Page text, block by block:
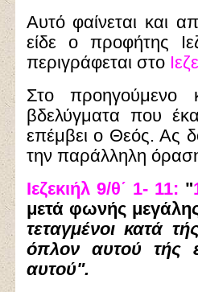
Αυτό φαίνεται και
είδε ο προφήτης
περιγράφεται στο
Στο προηγούμενο
βδελύγματα που
επέμβει ο Θεός. Ας
την παράλληλη
Ιεζεκιήλ 9/θ΄ 1- 11: "
μετά φωνής
τεταγμένοι κατά
όπλον αυτού τής
αυτού".